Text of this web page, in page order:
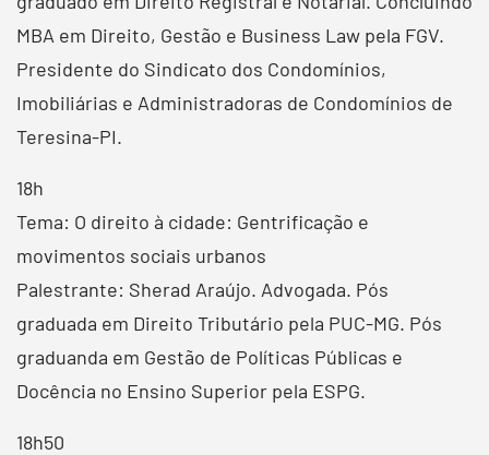
MBA em Direito, Gestão e Business Law pela FGV.
Presidente do Sindicato dos Condomínios,
Imobiliárias e Administradoras de Condomínios de
Teresina-PI.
18h
Tema: O direito à cidade: Gentrificação e
movimentos sociais urbanos
Palestrante: Sherad Araújo. Advogada. Pós
graduada em Direito Tributário pela PUC-MG. Pós
graduanda em Gestão de Políticas Públicas e
Docência no Ensino Superior pela ESPG.
18h50